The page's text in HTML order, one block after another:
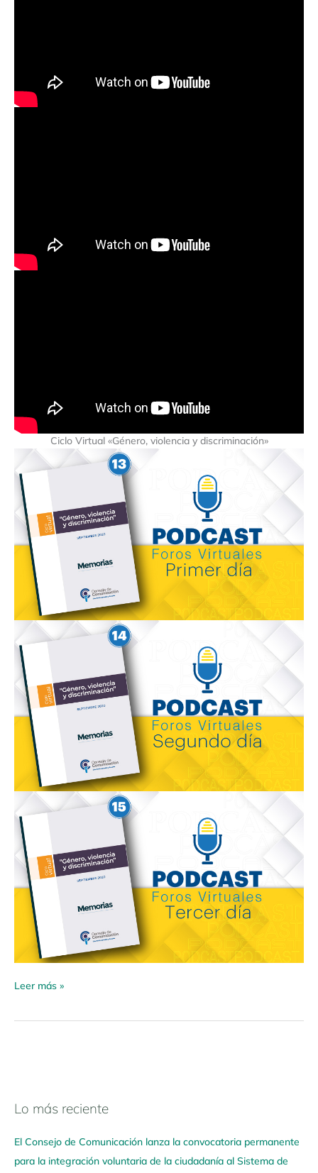
Ciclo Virtual «Género, violencia y discriminación»
Leer más »
Lo más reciente
El Consejo de Comunicación lanza la convocatoria permanente
para la integración voluntaria de la ciudadanía al Sistema de
N
v
e